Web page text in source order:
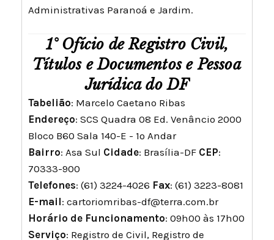
Administrativas Paranoá e Jardim.
1° Ofício de Registro Civil,
Títulos e Documentos e Pessoa
Jurídica do DF
Tabelião: Marcelo Caetano Ribas
Endereço: SCS Quadra 08 Ed. Venâncio 2000
Bloco B60 Sala 140-E - 1º Andar
Bairro: Asa Sul Cidade: Brasília-DF CEP:
70333-900
Telefones: (61) 3224-4026 Fax: (61) 3223-8081
E-mail: cartoriomribas-df@terra.com.br
Horário de Funcionamento: 09h00 às 17h00
Serviço: Registro de Civil, Registro de